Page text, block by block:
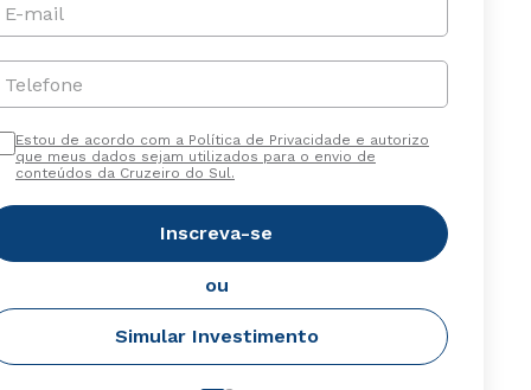
E-mail
Telefone
Estou de acordo com a Política de Privacidade e autorizo
que meus dados sejam utilizados para o envio de
conteúdos da Cruzeiro do Sul.
Inscreva-se
ou
Simular Investimento